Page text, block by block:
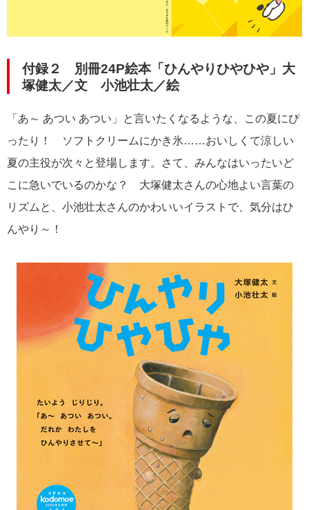
付録２ 別冊24P絵本「ひんやりひやひや」大
塚健太／文 小池壮太／絵
「あ～ あつい あつい」と言いたくなるような、この夏にぴ
ったり！ ソフトクリームにかき氷……おいしくて涼しい
夏の主役が次々と登場します。さて、みんなはいったいど
こに急いでいるのかな？ 大塚健太さんの心地よい言葉の
リズムと、小池壮太さんのかわいいイラストで、気分はひ
んやり～！